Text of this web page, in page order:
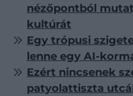
nézőpontból
kultúrát
Egy trópusi
lenne egy AI-
Ezért nincsenek
patyolattiszta